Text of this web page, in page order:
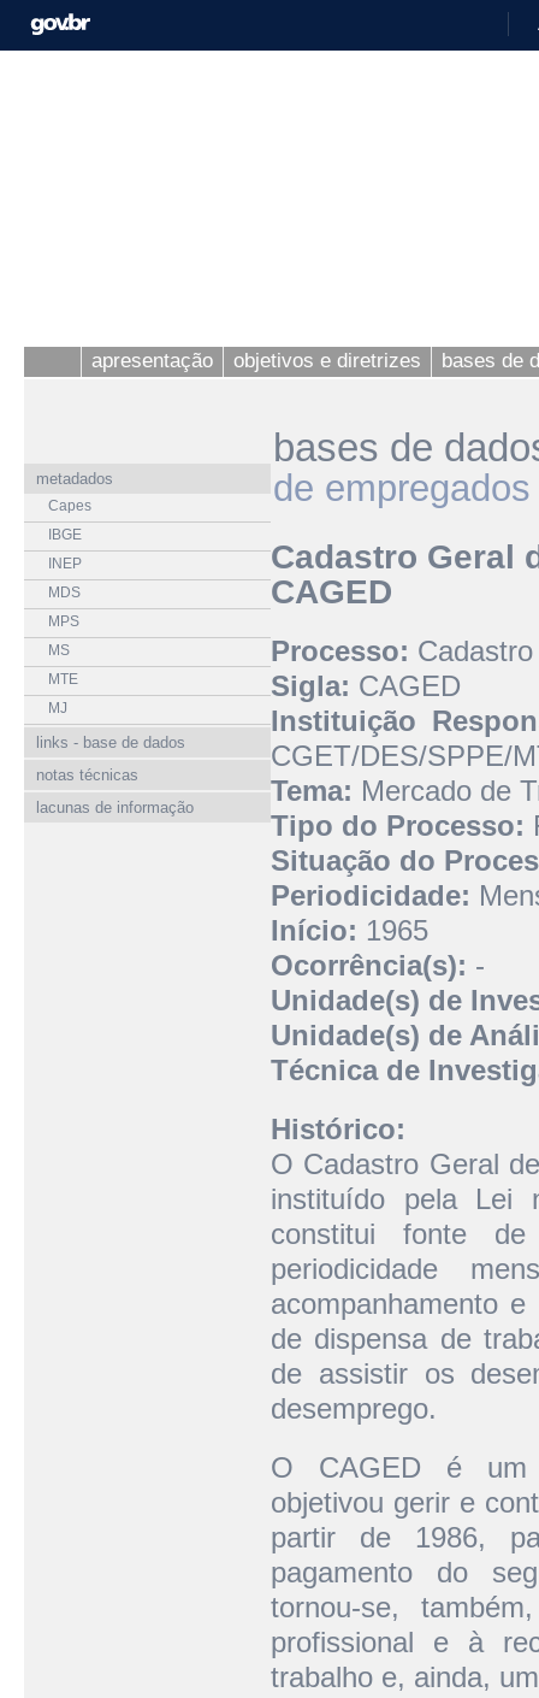
apresentação objetivos e diretrizes bases de
metadados
Capes
IBGE
INEP
MDS
MPS
MS
MTE
MJ
links - base de dados
notas técnicas
lacunas de informação
bases de
de
Cadastro Geral
CAGED
Processo:
Sigla: CAGED
Instituição
CGET/DES/SPPE/
Tema: Mercado de
Tipo do Processo:
Situação do
Periodicidade:
Início: 1965
Ocorrência(s): -
Unidade(s) de
Unidade(s) de
Técnica de
Histórico:
O Cadastro Geral
instituído pela Lei
constitui fonte
periodicidade
acompanhamento
de dispensa de
de assistir os
desemprego.
O CAGED é um
objetivou gerir e
partir de 1986,
pagamento do
tornou-se,
profissional e à
trabalho e, ainda,